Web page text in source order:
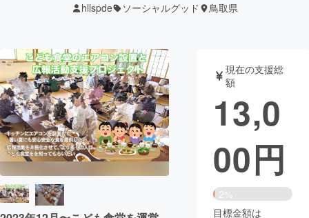
ターン
ジェクト
ロジェクト
アート・写真 音楽
テクノロジー・ガジェット ゲーム・
映像・映画 書籍・雑誌
ビジネス・起業 チャレンジ
hllspde ソーシャルグッド 鳥取県
現在の支援総
額
13,0
00円
2%
目標金額は